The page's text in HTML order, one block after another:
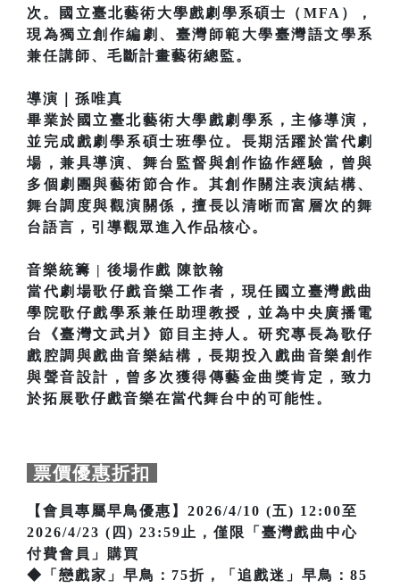
次。國立臺北藝術大學戲劇學系碩士（MFA），
現為獨立創作編劇、臺灣師範大學臺灣語文學系
兼任講師、毛斷計畫藝術總監。
導演｜孫唯真
畢業於國立臺北藝術大學戲劇學系，主修導演，
並完成戲劇學系碩士班學位。長期活躍於當代劇
場，兼具導演、舞台監督與創作協作經驗，曾與
多個劇團與藝術節合作。其創作關注表演結構、
舞台調度與觀演關係，擅長以清晰而富層次的舞
台語言，引導觀眾進入作品核心。
音樂統籌 | 後場作戲 陳歆翰
當代劇場歌仔戲音樂工作者，現任國立臺灣戲曲
學院歌仔戲學系兼任助理教授，並為中央廣播電
台《臺灣文武爿》節目主持人。研究專長為歌仔
戲腔調與戲曲音樂結構，長期投入戲曲音樂創作
與聲音設計，曾多次獲得傳藝金曲獎肯定，致力
於拓展歌仔戲音樂在當代舞台中的可能性。
票價優惠折扣
【會員專屬早鳥優惠】2026/4/10 (五) 12:00至
2026/4/23 (四) 23:59止，僅限「臺灣戲曲中心
付費會員」購買
◆「戀戲家」早鳥：75折，「追戲迷」早鳥：85